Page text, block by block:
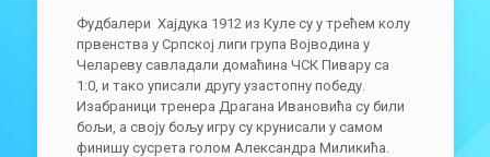
Фудбалери Хајдука 1912 из Куле су у трећем колу
првенства у Српској лиги група Војводина у
Челареву савладали домаћина ЧСК Пивару са
1:0, и тако уписали другу узастопну победу.
Изабраници тренера Драгана Ивановића су били
бољи, а своју бољу игру су крунисали у самом
финишу сусрета голом Александра Миликића.